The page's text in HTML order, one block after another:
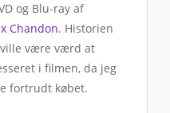
og Blu-ray af
Chandon. Historien
ville være værd at
i filmen, da jeg
fortrudt købet.